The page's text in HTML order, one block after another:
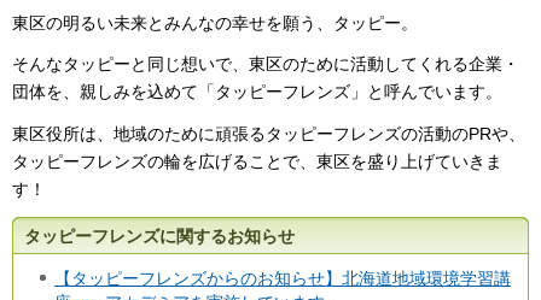
東区の明るい未来とみんなの幸せを願う、タッピー。
そんなタッピーと同じ想いで、東区のために活動してくれる企業・
団体を、親しみを込めて「タッピーフレンズ」と呼んでいます。
東区役所は、地域のために頑張るタッピーフレンズの活動のPRや、
タッピーフレンズの輪を広げることで、東区を盛り上げていきま
す！
タッピーフレンズに関するお知らせ
【タッピーフレンズからのお知らせ】北海道地域環境学習講